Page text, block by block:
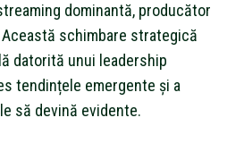
dominantă, producător
schimbare strategică
datorită unui leadership
tendințele emergente și a
să devină evidente.